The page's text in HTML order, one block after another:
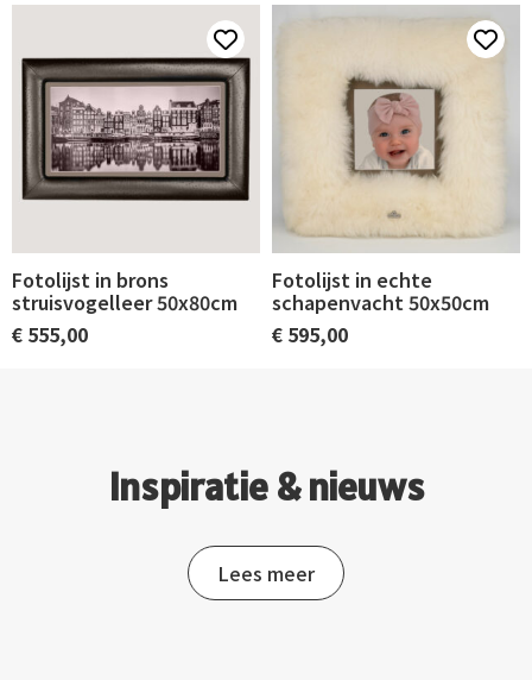
Fotolijst in brons
struisvogelleer 50x80cm
€ 555,00
Fotolijst in echte
schapenvacht 50x50cm
€ 595,00
Inspiratie & nieuws
Lees meer